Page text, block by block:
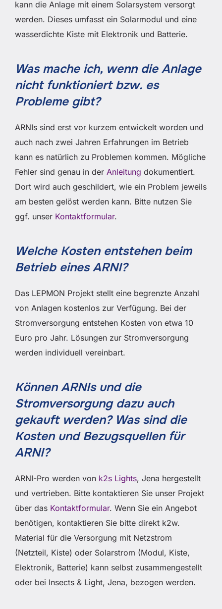
kann die Anlage mit einem Solarsystem versorgt
werden. Dieses umfasst ein Solarmodul und eine
wasserdichte Kiste mit Elektronik und Batterie.
Was mache ich, wenn die Anlage
nicht funktioniert bzw. es
Probleme gibt?
ARNIs sind erst vor kurzem entwickelt worden und
auch nach zwei Jahren Erfahrungen im Betrieb
kann es natürlich zu Problemen kommen. Mögliche
Fehler sind genau in der Anleitung dokumentiert.
Dort wird auch geschildert, wie ein Problem jeweils
am besten gelöst werden kann. Bitte nutzen Sie
ggf. unser Kontaktformular.
Welche Kosten entstehen beim
Betrieb eines ARNI?
Das LEPMON Projekt stellt eine begrenzte Anzahl
von Anlagen kostenlos zur Verfügung. Bei der
Stromversorgung entstehen Kosten von etwa 10
Euro pro Jahr. Lösungen zur Stromversorgung
werden individuell vereinbart.
Können ARNIs und die
Stromversorgung dazu auch
gekauft werden? Was sind die
Kosten und Bezugsquellen für
ARNI?
ARNI-Pro werden von k2s Lights, Jena hergestellt
und vertrieben. Bitte kontaktieren Sie unser Projekt
über das Kontaktformular. Wenn Sie ein Angebot
benötigen, kontaktieren Sie bitte direkt k2w.
Material für die Versorgung mit Netzstrom
(Netzteil, Kiste) oder Solarstrom (Modul, Kiste,
Elektronik, Batterie) kann selbst zusammengestellt
oder bei Insects & Light, Jena, bezogen werden.